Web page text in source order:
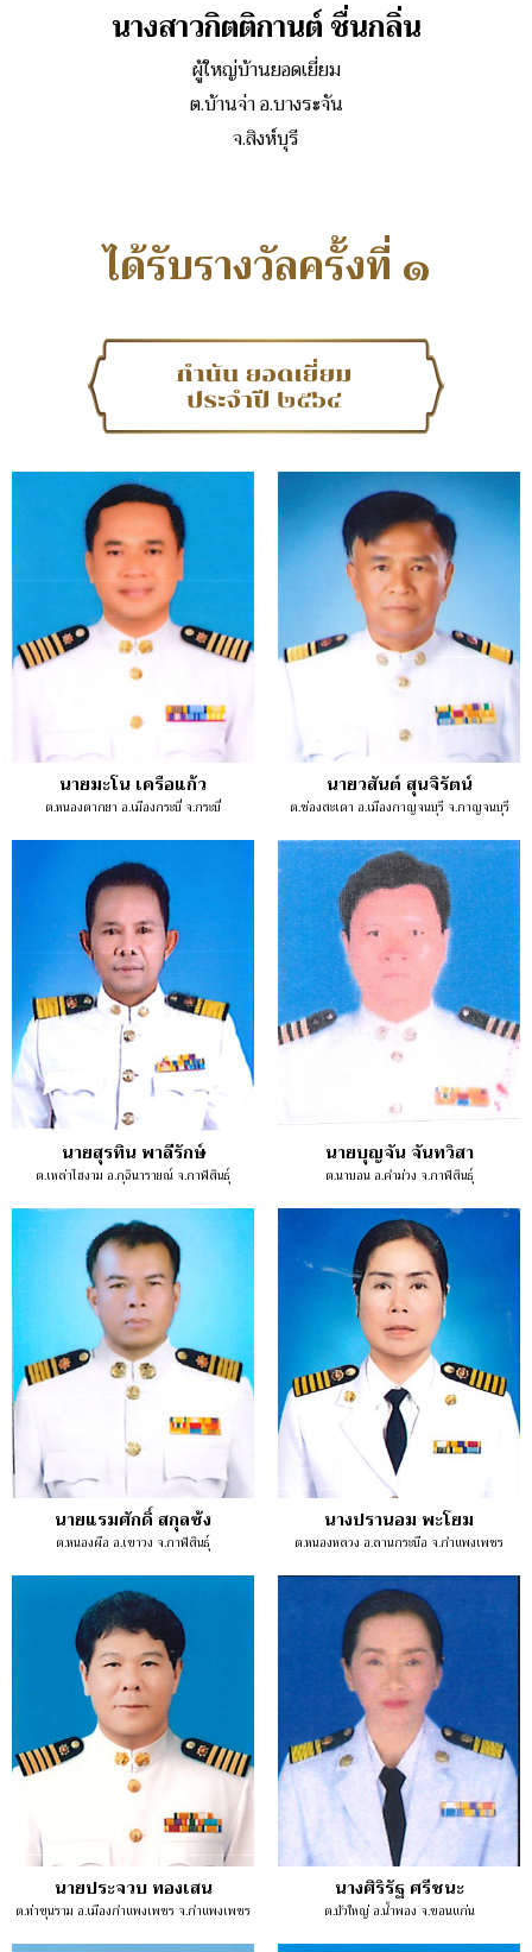
นางสาวกิตติกานต์ ชื่นกลิ่น
ผู้ใหญ่บ้านยอดเยี่ยม
ต.บ้านจ่า อ.บางระจัน
จ.สิงห์บุรี
ได้รับรางวัลครั้งที่ ๑
นายมะโน เครือแก้ว
ต.หนองตากยา อ.เมืองกระบี่ จ.กระบี่
นายวสันต์ สุนจิรัตน์
ต.ช่องสะเดา อ.เมืองกาญจนบุรี จ.กาญจนบุรี
นายสุรทิน พาลีรักษ์
ต.เหล่าไฮงาม อ.กุฉินารายณ์ จ.กาฬสินธุ์
นายบุญจัน จันทวิสา
ต.นาบอน อ.คำม่วง จ.กาฬสินธุ์
นายแรมศักดิ์ สกุลซ้ง
ต.หนองผือ อ.เขาวง จ.กาฬสินธุ์
นางปรานอม พะโยม
ต.หนองหลวง อ.ลานกระบือ จ.กำแพงเพชร
นายประจวบ ทองเสน
ต.ท่าขุนราม อ.เมืองกำแพงเพชร จ.กำแพงเพชร
นางศิริรัฐ ศรีชนะ
ต.บัวใหญ่ อ.น้ำพอง จ.ขอนแก่น